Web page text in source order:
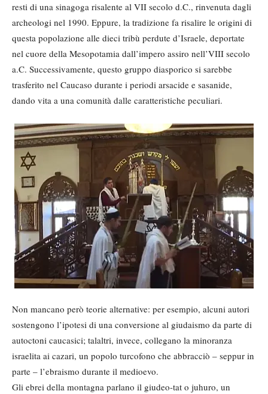
resti di una sinagoga risalente al VII secolo d.C., rinvenuta dagli
archeologi nel 1990. Eppure, la tradizione fa risalire le origini di
questa popolazione alle dieci tribù perdute d’Israele, deportate
nel cuore della Mesopotamia dall’impero assiro nell’VIII secolo
a.C. Successivamente, questo gruppo diasporico si sarebbe
trasferito nel Caucaso durante i periodi arsacide e sasanide,
dando vita a una comunità dalle caratteristiche peculiari.
Non mancano però teorie alternative: per esempio, alcuni autori
sostengono l’ipotesi di una conversione al giudaismo da parte di
autoctoni caucasici; talaltri, invece, collegano la minoranza
israelita ai cazari, un popolo turcofono che abbracciò – seppur in
parte – l’ebraismo durante il medioevo.
Gli ebrei della montagna parlano il giudeo-tat o juhuro, un